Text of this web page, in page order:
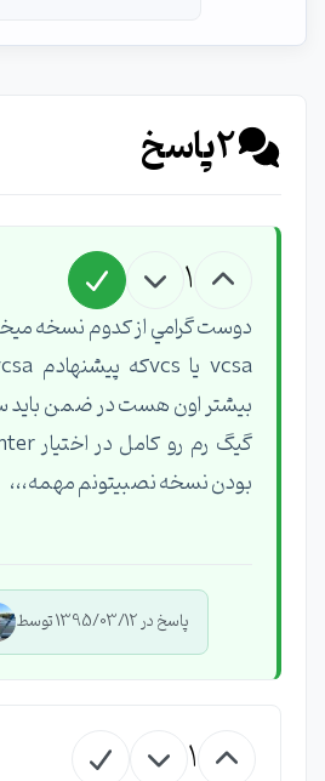
2پاسخ
1
دوست گرامي از كدوم نسخه
بودن نسخه نصبيتونم مهمه،،،
پاسخ در 1395/03/12 توسط
1